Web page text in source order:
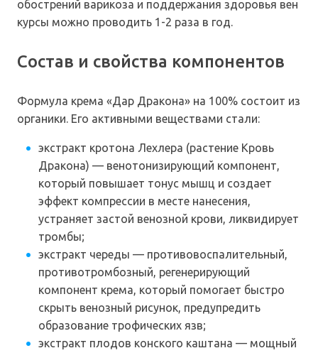
обострений варикоза и поддержания здоровья вен
курсы можно проводить 1-2 раза в год.
Состав и свойства компонентов
Формула крема «Дар Дракона» на 100% состоит из
органики. Его активными веществами стали:
экстракт кротона Лехлера (растение Кровь
Дракона) — венотонизирующий компонент,
который повышает тонус мышц и создает
эффект компрессии в месте нанесения,
устраняет застой венозной крови, ликвидирует
тромбы;
экстракт череды — противовоспалительный,
противотромбозный, регенерирующий
компонент крема, который помогает быстро
скрыть венозный рисунок, предупредить
образование трофических язв;
экстракт плодов конского каштана — мощный